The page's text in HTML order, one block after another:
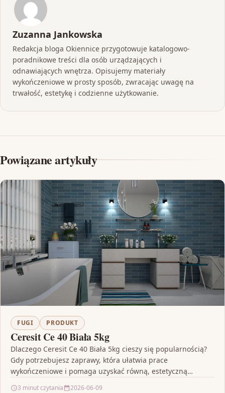
Zuzanna Jankowska
Redakcja bloga Okiennice przygotowuje katalogowo-
poradnikowe treści dla osób urządzających i
odnawiających wnętrza. Opisujemy materiały
wykończeniowe w prosty sposób, zwracając uwagę na
trwałość, estetykę i codzienne użytkowanie.
Powiązane artykuły
FUGI PRODUKT
Ceresit Ce 40 Biała 5kg
Dlaczego Ceresit Ce 40 Biała 5kg cieszy się popularnością?
Gdy potrzebujesz zaprawy, która ułatwia prace
wykończeniowe i pomaga uzyskać równą, estetyczną
3 minut czytania 2026-06-09